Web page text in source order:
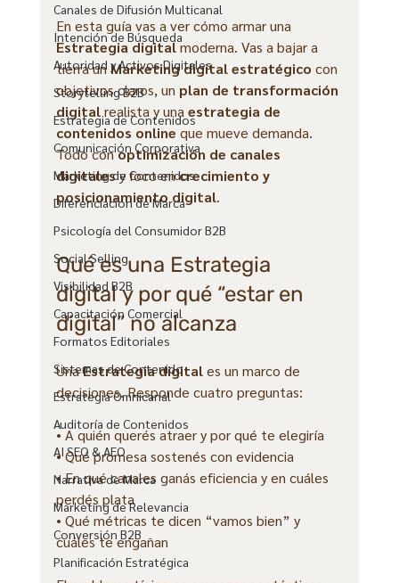
Canales de Difusión Multicanal
Intención de Búsqueda
Autoridad y Activos Digitales
Storytelling B2B
Estrategia de Contenidos
Comunicación Corporativa
Marketing de Contenidos
Diferenciación de Marca
Psicología del Consumidor B2B
Social Selling
Visibilidad B2B
Capacitación Comercial
Formatos Editoriales
Sistemas de Contenido
Estrategia Omnicanal
Auditoría de Contenidos
AI SEO & AEO
Narrativa de Marca
Marketing de Relevancia
Conversión B2B
Planificación Estratégica
En esta guía vas a ver cómo armar una
Estrategia digital moderna. Vas a bajar a
tierra un Marketing digital estratégico con
objetivos claros, un plan de transformación
digital realista y una estrategia de
contenidos online que mueve demanda.
Todo con optimización de canales
digitales y foco en crecimiento y
posicionamiento digital.
Qué es una Estrategia
digital y por qué “estar en
digital” no alcanza
Una Estrategia digital es un marco de
decisiones. Responde cuatro preguntas:
• A quién querés atraer y por qué te elegiría
• Qué promesa sostenés con evidencia
• En qué canales ganás eficiencia y en cuáles
perdés plata
• Qué métricas te dicen “vamos bien” y
cuáles te engañan